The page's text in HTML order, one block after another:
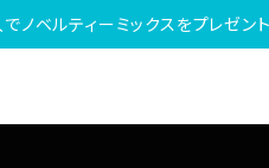
ベルティーミックスをプレゼント